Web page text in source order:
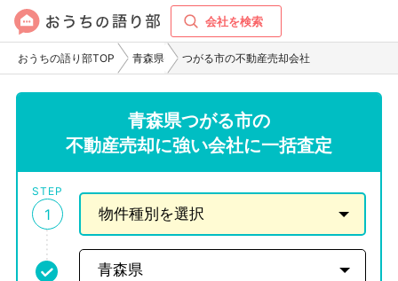
会社を検索
おうちの語り部TOP 青森県 つがる市の不動産売却会社
青森県つがる市の
不動産売却に強い会社に一括査定
STEP
1